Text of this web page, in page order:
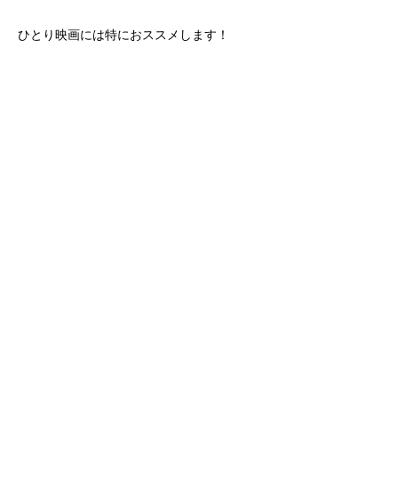
ひとり映画には特におススメします！